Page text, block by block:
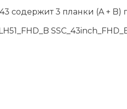
содержит 3 планки (A +